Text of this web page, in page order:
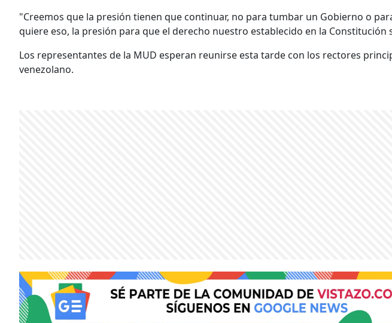
"Creemos que la presión tienen que continuar, no para tumbar un Gobierno o
quiere eso, la presión para que el derecho nuestro establecido en la Constitución
Los representantes de la MUD esperan reunirse esta tarde con los rectores
venezolano.